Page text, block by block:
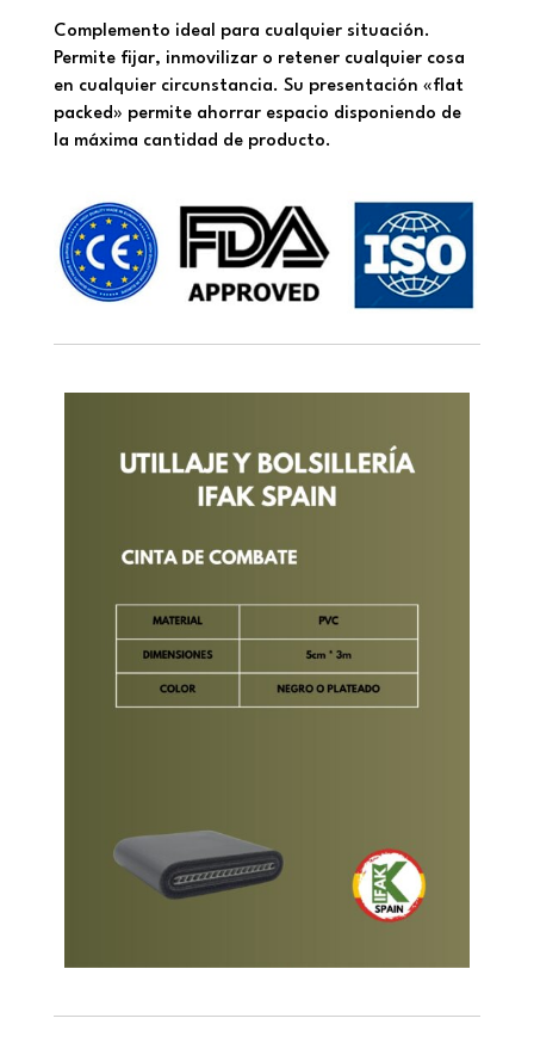
Complemento ideal para cualquier situación.
Permite fijar, inmovilizar o retener cualquier cosa
en cualquier circunstancia. Su presentación «flat
packed» permite ahorrar espacio disponiendo de
la máxima cantidad de producto.